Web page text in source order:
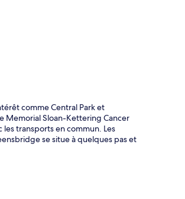
comme Central Park et
Memorial Sloan-Kettering Cancer
transports en commun. Les
se situe à quelques pas et